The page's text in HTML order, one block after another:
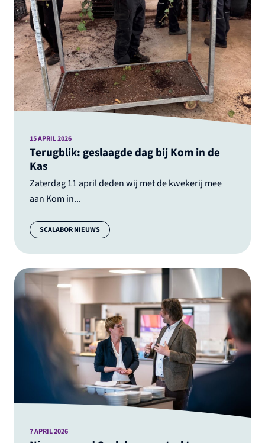
Terugblik: geslaagde dag bij Kom in de
Kas
Zaterdag 11 april deden wij met de kwekerij mee
aan Kom in...
15 APRIL 2026
Categorie:
SCALABOR NIEUWS
7 APRIL 2026